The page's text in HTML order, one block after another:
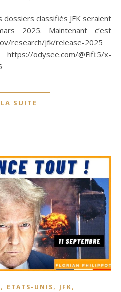
2025. Maintenant c’est
research/jfk/release-2025
@Fifi:5/x-
SUITE
, ETATS-UNIS, JFK,